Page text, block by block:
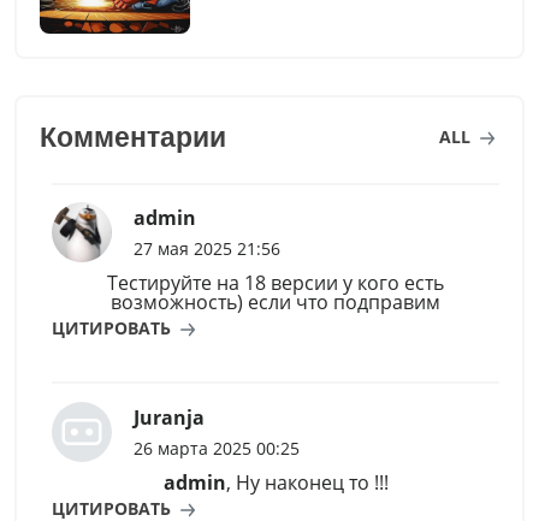
Комментарии ALL
admin
27 мая 2025 21:56
Тестируйте на 18 версии у кого есть
возможность) если что подправим
ЦИТИРОВАТЬ
Juranja
26 марта 2025 00:25
admin, Ну наконец то !!!
ЦИТИРОВАТЬ